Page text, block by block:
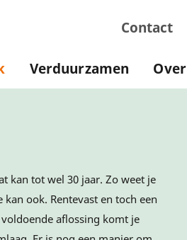
Verduurzamen Over
Contact
kan tot wel 30 jaar. Zo weet je
ook. Rentevast en toch een
aflossing komt je